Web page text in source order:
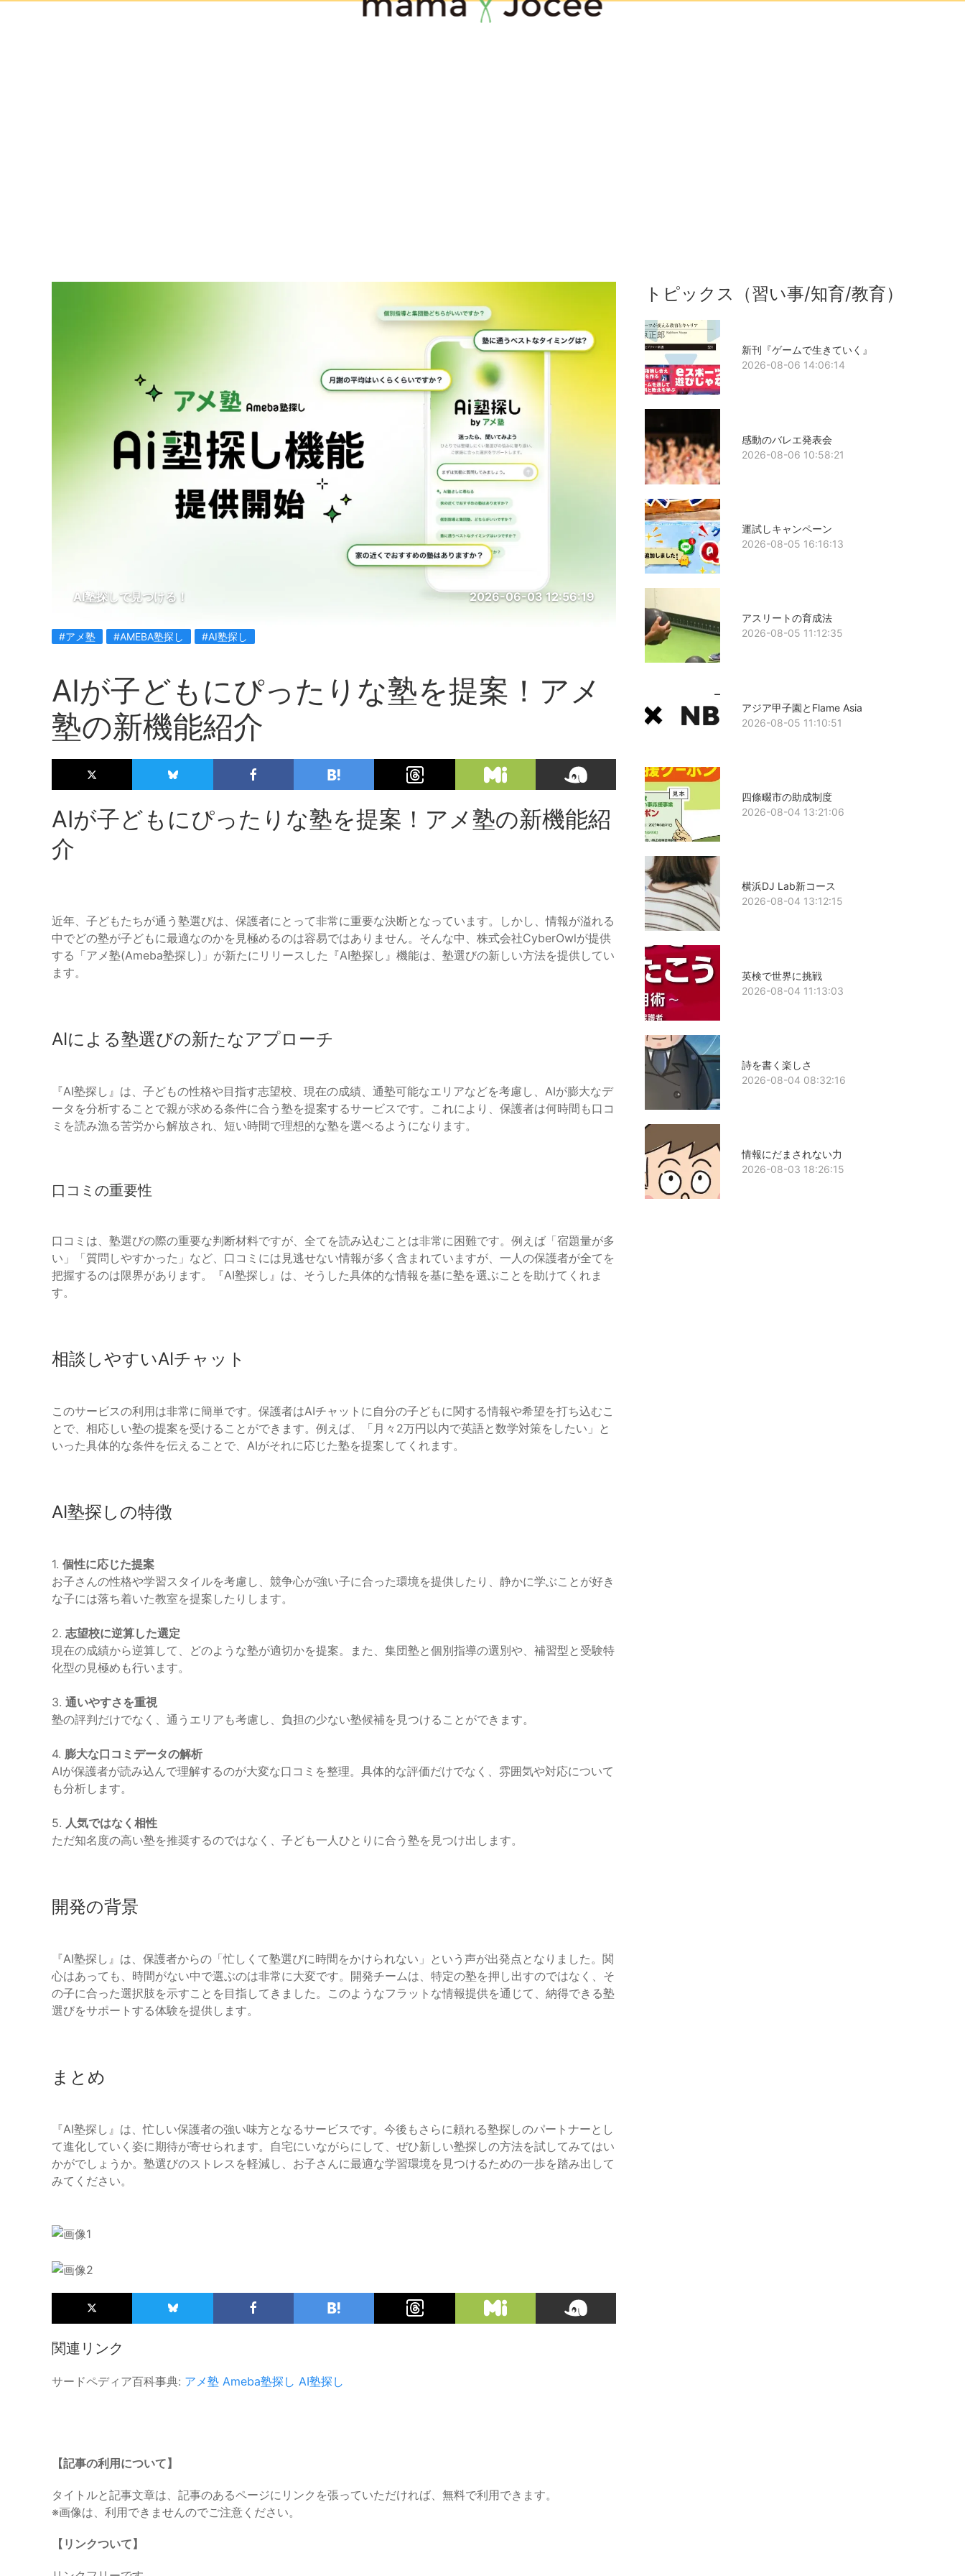
AI塾探しで見つける！ 2026-06-03 12:56:19
#アメ塾 #AMEBA塾探し #AI塾探し
AIが子どもにぴったりな塾を提案！アメ
塾の新機能紹介
AIが子どもにぴったりな塾を提案！アメ塾の新機能紹
介
近年、子どもたちが通う塾選びは、保護者にとって非常に重要な決断となっています。しかし、情報が溢れる
中でどの塾が子どもに最適なのかを見極めるのは容易ではありません。そんな中、株式会社CyberOwlが提供
する「アメ塾(Ameba塾探し)」が新たにリリースした『AI塾探し』機能は、塾選びの新しい方法を提供してい
ます。
AIによる塾選びの新たなアプローチ
『AI塾探し』は、子どもの性格や目指す志望校、現在の成績、通塾可能なエリアなどを考慮し、AIが膨大なデ
ータを分析することで親が求める条件に合う塾を提案するサービスです。これにより、保護者は何時間も口コ
ミを読み漁る苦労から解放され、短い時間で理想的な塾を選べるようになります。
口コミの重要性
口コミは、塾選びの際の重要な判断材料ですが、全てを読み込むことは非常に困難です。例えば「宿題量が多
い」「質問しやすかった」など、口コミには見逃せない情報が多く含まれていますが、一人の保護者が全てを
把握するのは限界があります。『AI塾探し』は、そうした具体的な情報を基に塾を選ぶことを助けてくれま
す。
相談しやすいAIチャット
このサービスの利用は非常に簡単です。保護者はAIチャットに自分の子どもに関する情報や希望を打ち込むこ
とで、相応しい塾の提案を受けることができます。例えば、「月々2万円以内で英語と数学対策をしたい」と
いった具体的な条件を伝えることで、AIがそれに応じた塾を提案してくれます。
AI塾探しの特徴
1. 個性に応じた提案
お子さんの性格や学習スタイルを考慮し、競争心が強い子に合った環境を提供したり、静かに学ぶことが好き
な子には落ち着いた教室を提案したりします。
2. 志望校に逆算した選定
現在の成績から逆算して、どのような塾が適切かを提案。また、集団塾と個別指導の選別や、補習型と受験特
化型の見極めも行います。
3. 通いやすさを重視
塾の評判だけでなく、通うエリアも考慮し、負担の少ない塾候補を見つけることができます。
4. 膨大な口コミデータの解析
AIが保護者が読み込んで理解するのが大変な口コミを整理。具体的な評価だけでなく、雰囲気や対応について
も分析します。
5. 人気ではなく相性
ただ知名度の高い塾を推奨するのではなく、子ども一人ひとりに合う塾を見つけ出します。
開発の背景
『AI塾探し』は、保護者からの「忙しくて塾選びに時間をかけられない」という声が出発点となりました。関
心はあっても、時間がない中で選ぶのは非常に大変です。開発チームは、特定の塾を押し出すのではなく、そ
の子に合った選択肢を示すことを目指してきました。このようなフラットな情報提供を通じて、納得できる塾
選びをサポートする体験を提供します。
まとめ
『AI塾探し』は、忙しい保護者の強い味方となるサービスです。今後もさらに頼れる塾探しのパートナーとし
て進化していく姿に期待が寄せられます。自宅にいながらにして、ぜひ新しい塾探しの方法を試してみてはい
かがでしょうか。塾選びのストレスを軽減し、お子さんに最適な学習環境を見つけるための一歩を踏み出して
みてください。
関連リンク
サードペディア百科事典: アメ塾 Ameba塾探し AI塾探し
トピックス（習い事/知育/教育）
新刊『ゲームで生きていく』
2026-08-06 14:06:14
感動のバレエ発表会
2026-08-06 10:58:21
運試しキャンペーン
2026-08-05 16:16:13
アスリートの育成法
2026-08-05 11:12:35
アジア甲子園とFlame Asia
2026-08-05 11:10:51
四條畷市の助成制度
2026-08-04 13:21:06
横浜DJ Lab新コース
2026-08-04 13:12:15
英検で世界に挑戦
2026-08-04 11:13:03
詩を書く楽しさ
2026-08-04 08:32:16
情報にだまされない力
2026-08-03 18:26:15
【記事の利用について】
タイトルと記事文章は、記事のあるページにリンクを張っていただければ、無料で利用できます。
※画像は、利用できませんのでご注意ください。
【リンクついて】